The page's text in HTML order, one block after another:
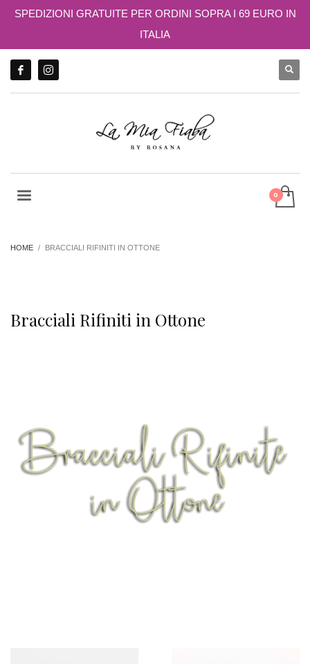
SPEDIZIONI GRATUITE PER ORDINI SOPRA I 69 EURO IN
ITALIA
HOME BRACCIALI RIFINITI IN OTTONE
Bracciali Rifiniti in Ottone